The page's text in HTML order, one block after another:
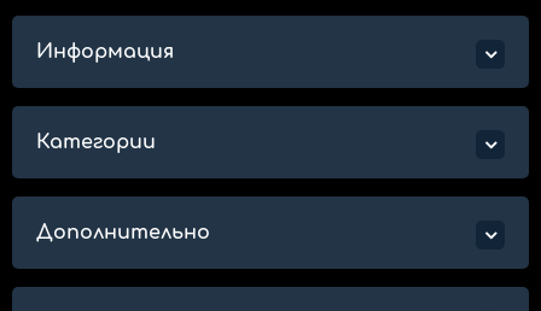
Информация
Категории
Дополнительно